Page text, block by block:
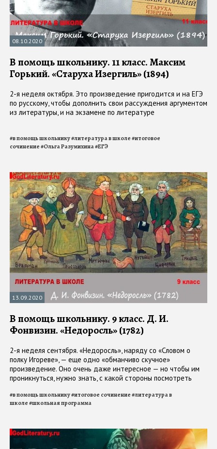
08.10.2020
В помощь школьнику. 11 класс. Максим
Горький. «Старуха Изергиль» (1894)
2-я неделя октября. Это произведение пригодится и на ЕГЭ
по русскому, чтобы дополнить свои рассуждения аргументом
из литературы, и на экзамене по литературе
#в помощь школьнику#литература в школе#итоговое
сочинение#Ольга Разумихина#ЕГЭ
13.09.2020
В помощь школьнику. 9 класс. Д. И.
Фонвизин. «Недоросль» (1782)
2-я неделя сентября. «Недоросль», наряду со «Словом о
полку Игореве», — еще одно «обманчиво скучное»
произведение. Оно очень даже интересное — но чтобы им
проникнуться, нужно знать, с какой стороны посмотреть
#в помощь школьнику#итоговое сочинение#литература в
школе#школьная программа